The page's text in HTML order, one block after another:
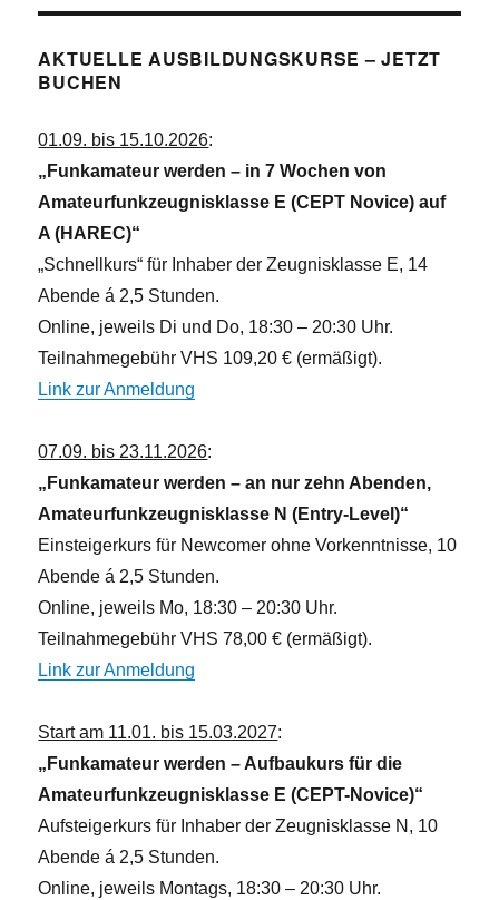
AKTUELLE AUSBILDUNGSKURSE – JETZT
BUCHEN
01.09. bis 15.10.2026:
„Funkamateur werden – in 7 Wochen von
Amateurfunkzeugnisklasse E (CEPT Novice) auf
A (HAREC)“
„Schnellkurs“ für Inhaber der Zeugnisklasse E, 14
Abende á 2,5 Stunden.
Online, jeweils Di und Do, 18:30 – 20:30 Uhr.
Teilnahmegebühr VHS 109,20 € (ermäßigt).
Link zur Anmeldung
07.09. bis 23.11.2026:
„Funkamateur werden – an nur zehn Abenden,
Amateurfunkzeugnisklasse N (Entry-Level)“
Einsteigerkurs für Newcomer ohne Vorkenntnisse, 10
Abende á 2,5 Stunden.
Online, jeweils Mo, 18:30 – 20:30 Uhr.
Teilnahmegebühr VHS 78,00 € (ermäßigt).
Link zur Anmeldung
Start am 11.01. bis 15.03.2027:
„Funkamateur werden – Aufbaukurs für die
Amateurfunkzeugnisklasse E (CEPT-Novice)“
Aufsteigerkurs für Inhaber der Zeugnisklasse N, 10
Abende á 2,5 Stunden.
Online, jeweils Montags, 18:30 – 20:30 Uhr.